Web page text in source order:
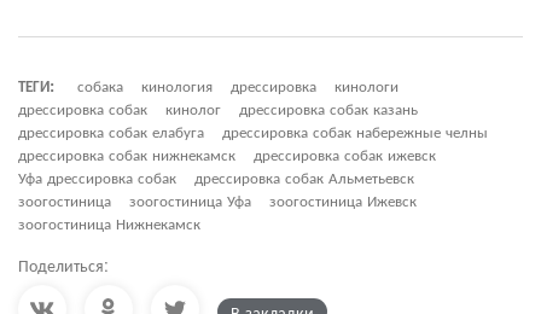
ТЕГИ: собака кинология дрессировка
кинологи
дрессировка собак
кинолог
дрессировка собак казань
дрессировка собак елабуга
дрессировка собак набережные челны
дрессировка собак нижнекамск
дрессировка собак ижевск
Уфа дрессировка собак
дрессировка собак Альметьевск
зоогостиница
зоогостиница Уфа
зоогостиница Ижевск
зоогостиница Нижнекамск
Поделиться: